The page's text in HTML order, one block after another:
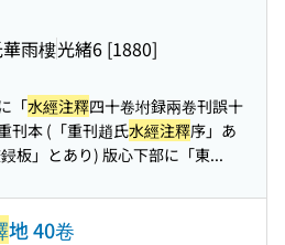
雨樓光緒6 [1880]
「水經注釋四十卷坿録兩卷刊誤十
刊本 (「重刊趙氏水經注釋序」あ
板」とあり) 版心下部に「東...
地 40卷